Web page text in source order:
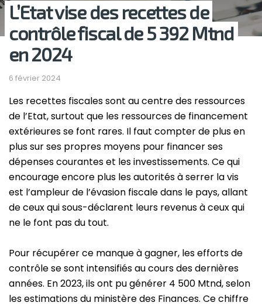
L’Etat vise des recettes de
contrôle fiscal de 5 392 Mtnd
en 2024
6 février 2024
Les recettes fiscales sont au centre des ressources
de l’Etat, surtout que les ressources de financement
extérieures se font rares. Il faut compter de plus en
plus sur ses propres moyens pour financer ses
dépenses courantes et les investissements. Ce qui
encourage encore plus les autorités à serrer la vis
est l’ampleur de l’évasion fiscale dans le pays, allant
de ceux qui sous-déclarent leurs revenus à ceux qui
ne le font pas du tout.
Pour récupérer ce manque à gagner, les efforts de
contrôle se sont intensifiés au cours des dernières
années. En 2023, ils ont pu générer 4 500 Mtnd, selon
les estimations du ministère des Finances. Ce chiffre